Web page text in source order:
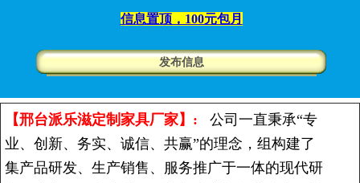
信息置顶，100元包月
发布信息
【邢台派乐滋定制家具厂家】: 公司一直秉承“专
业、创新、务实、诚信、共赢”的理念，组构建了
集产品研发、生产销售、服务推广于一体的现代研